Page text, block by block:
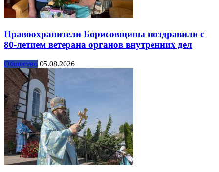
Правоохранители Борисовщины поздравили с
80-летием ветерана органов внутренних дел
Общество 05.08.2026